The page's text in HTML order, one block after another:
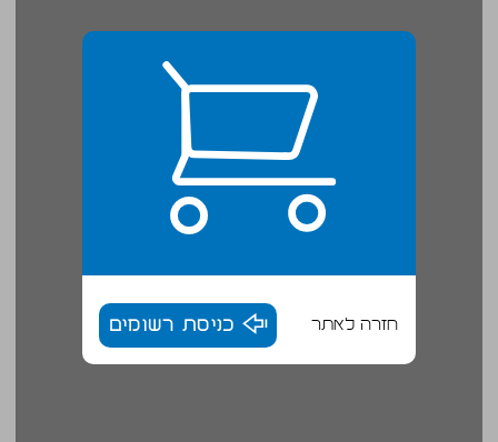
חזרה לאתר כניסת רשומים